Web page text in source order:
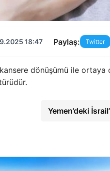
18:47 Paylaş: Twitter
dönüşümü ile ortaya
Yemen’deki